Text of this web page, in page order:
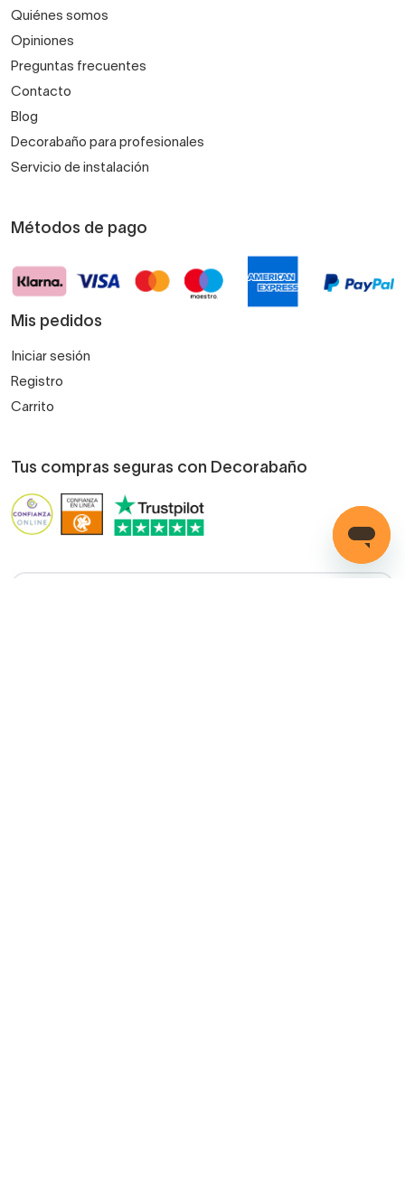
Quiénes somos
Opiniones
Preguntas frecuentes
Contacto
Blog
Decorabaño para profesionales
Servicio de instalación
Métodos de pago
Mis pedidos
Iniciar sesión
Registro
Carrito
Tus compras seguras con Decorabaño